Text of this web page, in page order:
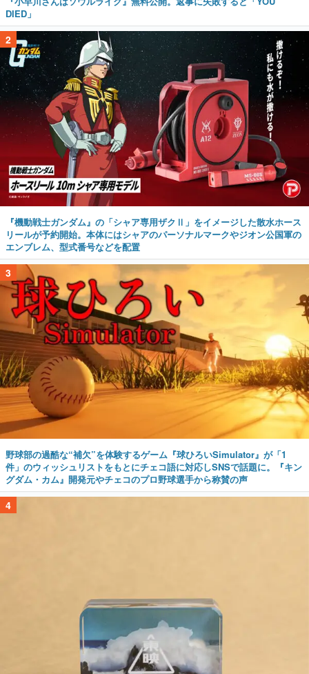
DIED」
2
『機動戦士ガンダム』の「シャア専用ザクⅡ」をイメージした散水ホース
リールが予約開始。本体にはシャアのパーソナルマークやジオン公国軍の
エンブレム、型式番号などを配置
3
野球部の過酷な“補欠”を体験するゲーム『球ひろいSimulator』が「1
件」のウィッシュリストをもとにチェコ語に対応しSNSで話題に。『キン
グダム・カム』開発元やチェコのプロ野球選手から称賛の声
4